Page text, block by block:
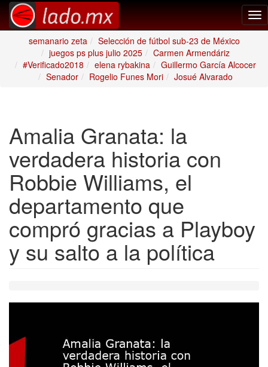
semanario zeta
Selección de fútbol sub-23 de México
juegos ps plus julio 2025
Carmen Armendáriz
#Verificado2018
elena rybakina
Guillermo García Alcocer
Senador
Rogelio Funes Mori Josué Alvarado
Amalia Granata: la
verdadera historia con
Robbie Williams, el
departamento que
compró gracias a Playboy
y su salto a la política